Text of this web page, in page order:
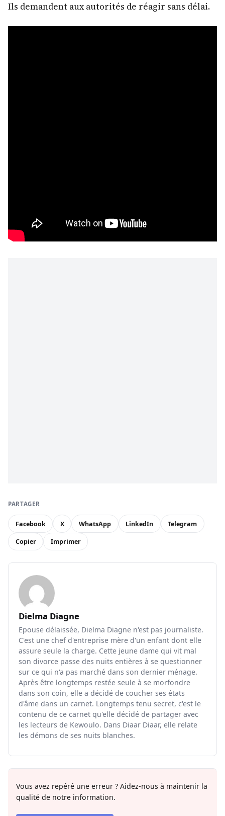
Ils demandent aux autorités de réagir sans délai.
PARTAGER
Facebook X WhatsApp LinkedIn Telegram
Copier Imprimer
Dielma Diagne
Epouse délaissée, Dielma Diagne n'est pas journaliste.
C'est une chef d'entreprise mère d'un enfant dont elle
assure seule la charge. Cette jeune dame qui vit mal
son divorce passe des nuits entières à se questionner
sur ce qui n'a pas marché dans son dernier ménage.
Après être longtemps restée seule à se morfondre
dans son coin, elle a décidé de coucher ses états
d'âme dans un carnet. Longtemps tenu secret, c'est le
contenu de ce carnet qu'elle décidé de partager avec
les lecteurs de Kewoulo. Dans Diaar Diaar, elle relate
les démons de ses nuits blanches.
Vous avez repéré une erreur ? Aidez-nous à maintenir la
qualité de notre information.